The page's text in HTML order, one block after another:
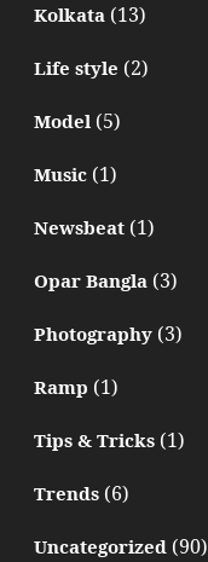
Kolkata(13)
Life style (2)
Model(5)
Music(1)
Newsbeat(1)
Opar Bangla(3)
Photography(3)
Ramp (1)
Tips & Tricks(1)
Trends(6)
Uncategorized(90)